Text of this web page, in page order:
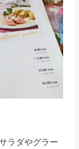
ラダやグラー